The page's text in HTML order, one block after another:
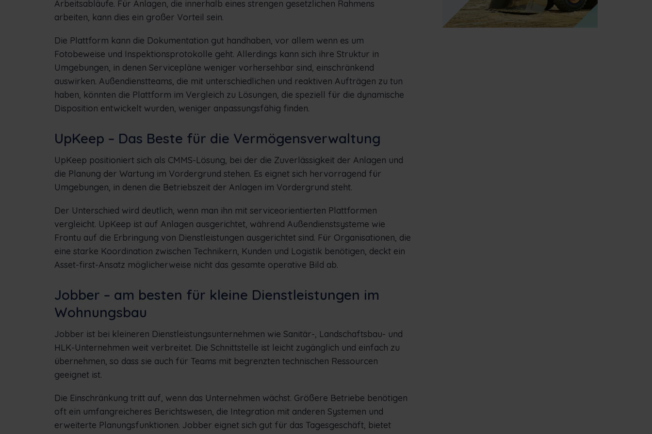
Arbeitsabläufe. Für Anlagen, die innerhalb eines strengen gesetzlichen Rahmens
arbeiten, kann dies ein großer Vorteil sein.
Die Plattform kann die Dokumentation gut handhaben, vor allem wenn es um
Fotobeweise und Inspektionsprotokolle geht. Allerdings kann sich ihre Struktur in
Umgebungen, in denen Servicepläne weniger vorhersehbar sind, einschränkend
auswirken. Außendienstteams, die mit unterschiedlichen und reaktiven Aufträgen zu tun
haben, könnten die Plattform im Vergleich zu Lösungen, die speziell für die dynamische
Disposition entwickelt wurden, weniger anpassungsfähig finden.
UpKeep – Das Beste für die Vermögensverwaltung
UpKeep positioniert sich als CMMS-Lösung, bei der die Zuverlässigkeit der Anlagen und
die Planung der Wartung im Vordergrund stehen. Es eignet sich hervorragend für
Umgebungen, in denen die Betriebszeit der Anlagen im Vordergrund steht.
Der Unterschied wird deutlich, wenn man ihn mit serviceorientierten Plattformen
vergleicht. UpKeep ist auf Anlagen ausgerichtet, während Außendienstsysteme wie
Frontu auf die Erbringung von Dienstleistungen ausgerichtet sind. Für Organisationen, die
eine starke Koordination zwischen Technikern, Kunden und Logistik benötigen, deckt ein
Asset-first-Ansatz möglicherweise nicht das gesamte operative Bild ab.
Jobber – am besten für kleine Dienstleistungen im
Wohnungsbau
Jobber ist bei kleineren Dienstleistungsunternehmen wie Sanitär-, Landschaftsbau- und
HLK-Unternehmen weit verbreitet. Die Schnittstelle ist leicht zugänglich und einfach zu
übernehmen, so dass sie auch für Teams mit begrenzten technischen Ressourcen
geeignet ist.
Die Einschränkung tritt auf, wenn das Unternehmen wächst. Größere Betriebe benötigen
oft ein umfangreicheres Berichtswesen, die Integration mit anderen Systemen und
erweiterte Planungsfunktionen. Jobber eignet sich gut für das Tagesgeschäft, bietet